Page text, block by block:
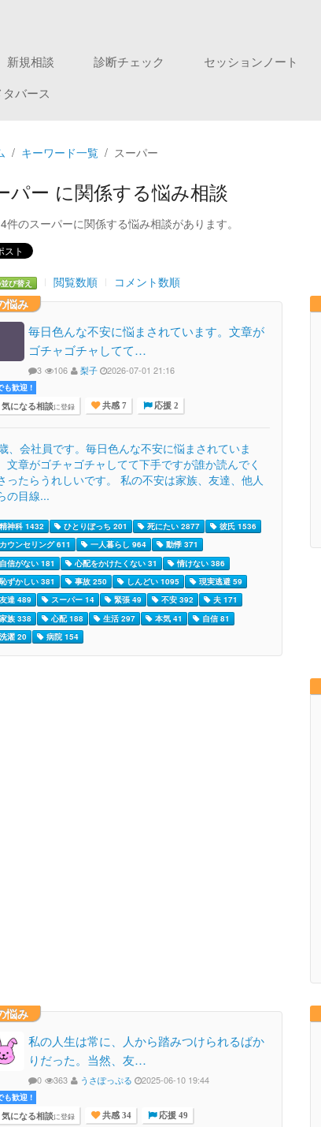
新規相談 診断チェック セッションノート
バース
キーワード一覧 スーパー
パー に関係する悩み相談
件のスーパーに関係する悩み相談があります。
び替え 閲覧数順
コメント数順
悩み
毎日色んな不安に悩まされています。文章が
ゴチャゴチャしてて…
3 106 梨子 2026-07-01 21:16
も歓迎 !
気になる相談に登録 共感 7 応援 2
、会社員です。毎日色んな不安に悩まされていま
文章がゴチャゴチャしてて下手ですが誰か読んでく
ったらうれしいです。 私の不安は家族、友達、他人
の目線...
神科 1432 ひとりぼっち 201 死にたい 2877
彼氏 1536
ウンセリング 611
一人暮らし 964
動悸 371
信がない 181
心配をかけたくない 31
情けない 386
ずかしい 381
事故 250 しんどい 1095
現実逃避 59
達 489
スーパー 14 緊張 49 不安 392
夫 171
族 338
心配 188 生活 297 本気 41
自信 81
濯 20
病院 154
悩み
私の人生は常に、人から踏みつけられるばか
りだった。当然、友…
0 363 うさぽっぷる 2025-06-10 19:44
も歓迎 !
気になる相談に登録 共感 34 応援 49